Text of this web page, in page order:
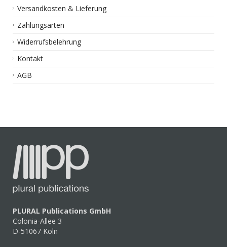
Versandkosten & Lieferung
Zahlungsarten
Widerrufsbelehrung
Kontakt
AGB
PLURAL Publications GmbH
Colonia-Allee 3
D-51067 Köln